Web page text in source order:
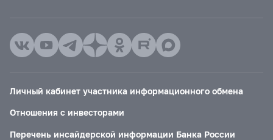
Личный кабинет участника информационного обмена
Отношения с инвесторами
Перечень инсайдерской информации Банка России